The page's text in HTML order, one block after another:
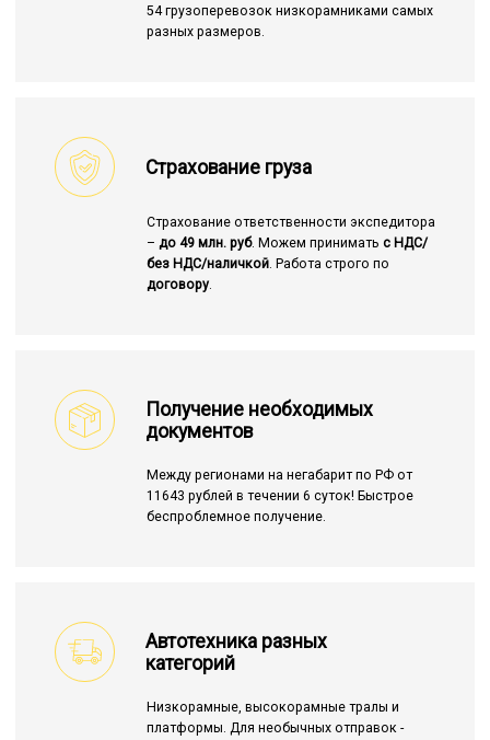
54 грузоперевозок низкорамниками самых
разных размеров.
Страхование груза
Страхование ответственности экспедитора
– до 49 млн. руб. Можем принимать с НДС/
без НДС/наличкой. Работа строго по
договору.
Получение необходимых
документов
Между регионами на негабарит по РФ от
11643 рублей в течении 6 суток! Быстрое
беспроблемное получение.
Автотехника разных
категорий
Низкорамные, высокорамные тралы и
платформы. Для необычных отправок -